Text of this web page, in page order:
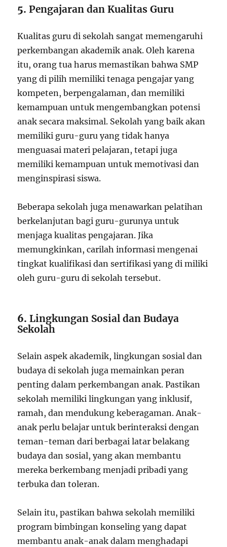
5.Pengajaran dan Kualitas Guru
Kualitas guru di sekolah sangat memengaruhi
perkembangan akademik anak. Oleh karena
itu, orang tua harus memastikan bahwa SMP
yang di pilih memiliki tenaga pengajar yang
kompeten, berpengalaman, dan memiliki
kemampuan untuk mengembangkan potensi
anak secara maksimal. Sekolah yang baik akan
memiliki guru-guru yang tidak hanya
menguasai materi pelajaran, tetapi juga
memiliki kemampuan untuk memotivasi dan
menginspirasi siswa.
Beberapa sekolah juga menawarkan pelatihan
berkelanjutan bagi guru-gurunya untuk
menjaga kualitas pengajaran. Jika
memungkinkan, carilah informasi mengenai
tingkat kualifikasi dan sertifikasi yang di miliki
oleh guru-guru di sekolah tersebut.
6.Lingkungan Sosial dan Budaya
Sekolah
Selain aspek akademik, lingkungan sosial dan
budaya di sekolah juga memainkan peran
penting dalam perkembangan anak. Pastikan
sekolah memiliki lingkungan yang inklusif,
ramah, dan mendukung keberagaman. Anak-
anak perlu belajar untuk berinteraksi dengan
teman-teman dari berbagai latar belakang
budaya dan sosial, yang akan membantu
mereka berkembang menjadi pribadi yang
terbuka dan toleran.
Selain itu, pastikan bahwa sekolah memiliki
program bimbingan konseling yang dapat
membantu anak-anak dalam menghadapi